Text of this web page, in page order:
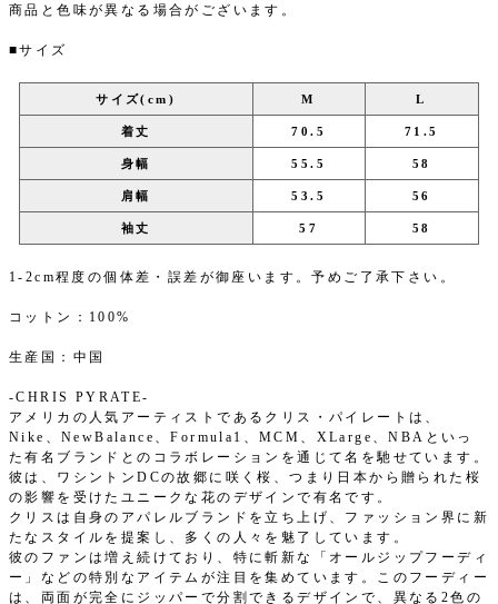
商品と色味が異なる場合がございます。
■サイズ
サイズ(cm) M L
着丈 70.5 71.5
身幅 55.5 58
肩幅 53.5 56
袖丈 57 58
1-2cm程度の個体差・誤差が御座います。予めご了承下さい。
コットン：100%
生産国：中国
-CHRIS PYRATE-
アメリカの人気アーティストであるクリス・パイレートは、
Nike、NewBalance、Formula1、MCM、XLarge、NBAといっ
た有名ブランドとのコラボレーションを通じて名を馳せています。
彼は、ワシントンDCの故郷に咲く桜、つまり日本から贈られた桜
の影響を受けたユニークな花のデザインで有名です。
クリスは自身のアパレルブランドを立ち上げ、ファッション界に新
たなスタイルを提案し、多くの人々を魅了しています。
彼のファンは増え続けており、特に斬新な「オールジップフーディ
ー」などの特別なアイテムが注目を集めています。このフーディー
は、両面が完全にジッパーで分割できるデザインで、異なる2色の